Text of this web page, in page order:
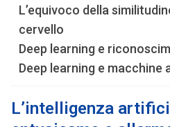
L’equivoco della
cervello
Deep learning e
Deep learning e macchine
L’intelligenza